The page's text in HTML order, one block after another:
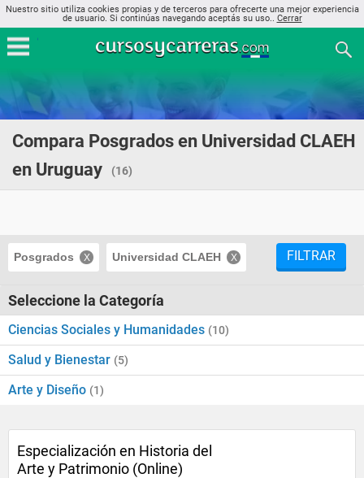
Nuestro sitio utiliza cookies propias y de terceros para ofrecerte una mejor experiencia
de usuario. Si continúas navegando aceptás su uso.. Cerrar
Compara Posgrados en Universidad CLAEH
en Uruguay
(16)
Posgrados Universidad CLAEH FILTRAR
Seleccione la Categoría
Ciencias Sociales y Humanidades (10)
Salud y Bienestar (5)
Arte y Diseño (1)
Especialización en Historia del
Arte y Patrimonio (Online)